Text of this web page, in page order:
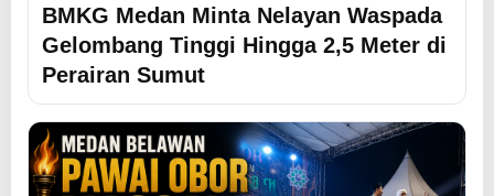
BMKG Medan Minta Nelayan Waspada
Gelombang Tinggi Hingga 2,5 Meter di
Perairan Sumut